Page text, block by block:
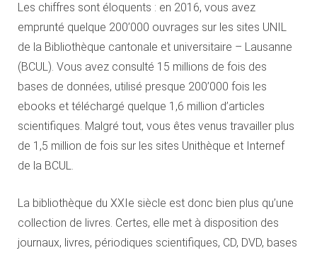
Les chiffres sont éloquents : en 2016, vous avez
emprunté quelque 200’000 ouvrages sur les sites UNIL
de la Bibliothèque cantonale et universitaire – Lausanne
(BCUL). Vous avez consulté 15 millions de fois des
bases de données, utilisé presque 200’000 fois les
ebooks et téléchargé quelque 1,6 million d’articles
scientifiques. Malgré tout, vous êtes venus travailler plus
de 1,5 million de fois sur les sites Unithèque et Internef
de la BCUL.
La bibliothèque du XXIe siècle est donc bien plus qu’une
collection de livres. Certes, elle met à disposition des
journaux, livres, périodiques scientifiques, CD, DVD, bases